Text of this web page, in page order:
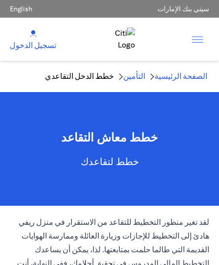
سيتي بنك الإمارات English
تسجيل الدخول
الصفحة الرئيسية التأمين خطط الدخل التقاعدي
خطط معاش التقاعد
خطط لتقاعدك
لقد تغير منظور التخطيط للتقاعد من الاستقرار في منزل ريفي
هادئ إلى التخطيط للإجازات وزيارة العائلة وممارسة الهوايات
القديمة التي طالما حلمت بمتابعتها. لذا، يمكن أن يساعدك